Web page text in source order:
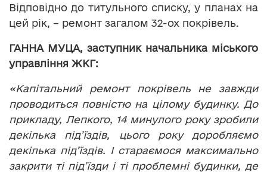
Відповідно до титульного списку, у планах на
цей рік, – ремонт загалом 32-ох покрівель.
ГАННА МУЦА, заступник начальника міського
управління ЖКГ:
«Капітальний ремонт покрівель не завжди
проводиться повністю на цілому будинку. До
прикладу, Лепкого, 14 минулого року зробили
декілька під’їздів, цього року доробляємо
декілька під’їздів. І стараємося максимально
закрити ті під’їзди і ті проблемні будинки, де